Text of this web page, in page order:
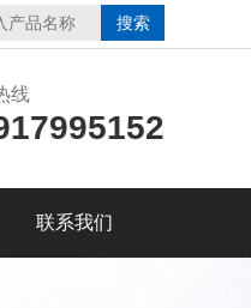
线
联系我们